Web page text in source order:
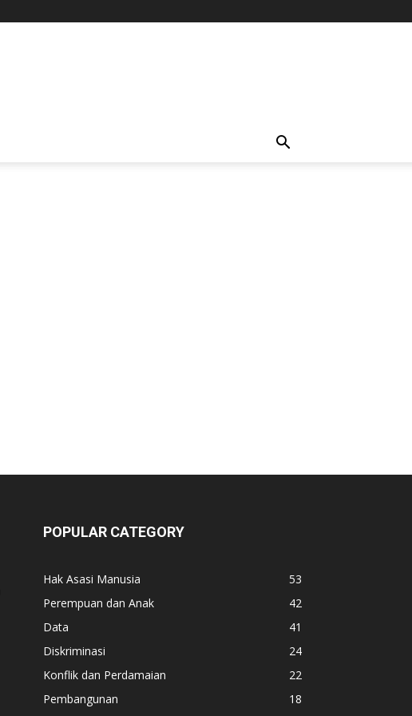
POPULAR CATEGORY
Hak Asasi Manusia
53
Perempuan dan Anak
42
Data
41
Diskriminasi
24
Konflik dan Perdamaian
22
Pembangunan
18